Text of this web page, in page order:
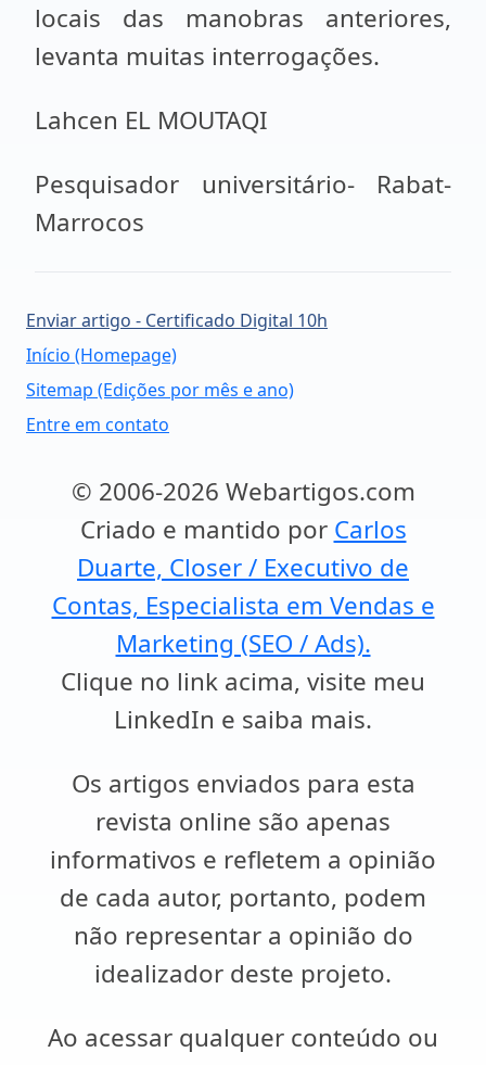
locais das manobras anteriores,
levanta muitas interrogações.
Lahcen EL MOUTAQI
Pesquisador universitário- Rabat-
Marrocos
Enviar artigo - Certificado Digital 10h
Início (Homepage)
Sitemap (Edições por mês e ano)
Entre em contato
© 2006-2026 Webartigos.com
Criado e mantido por Carlos
Duarte, Closer / Executivo de
Contas, Especialista em Vendas e
Marketing (SEO / Ads).
Clique no link acima, visite meu
LinkedIn e saiba mais.
Os artigos enviados para esta
revista online são apenas
informativos e refletem a opinião
de cada autor, portanto, podem
não representar a opinião do
idealizador deste projeto.
Ao acessar qualquer conteúdo ou